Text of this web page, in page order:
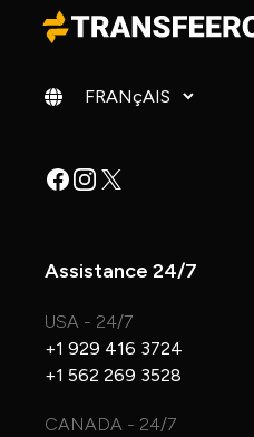
Changer de langue
Facebook
Instagram
X
Assistance 24/7
USA - 24/7
+1 929 416 3724
+1 562 269 3528
CANADA - 24/7